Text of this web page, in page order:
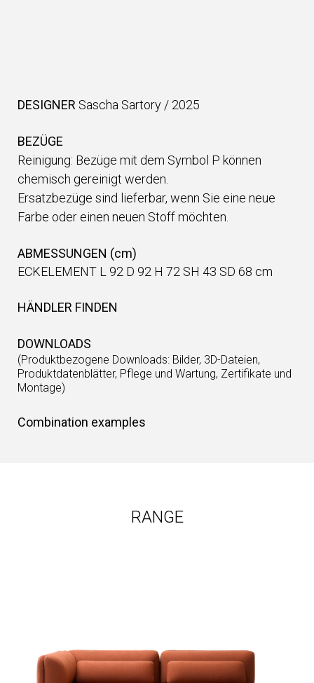
DESIGNER Sascha Sartory / 2025
BEZÜGE
Reinigung: Bezüge mit dem Symbol P können
chemisch gereinigt werden.
Ersatzbezüge sind lieferbar, wenn Sie eine neue
Farbe oder einen neuen Stoff möchten.
ABMESSUNGEN (cm)
ECKELEMENT L 92 D 92 H 72 SH 43 SD 68 cm
HÄNDLER FINDEN
DOWNLOADS
(Produktbezogene Downloads: Bilder, 3D-Dateien,
Produktdatenblätter, Pflege und Wartung, Zertifikate und
Montage)
Combination examples
RANGE